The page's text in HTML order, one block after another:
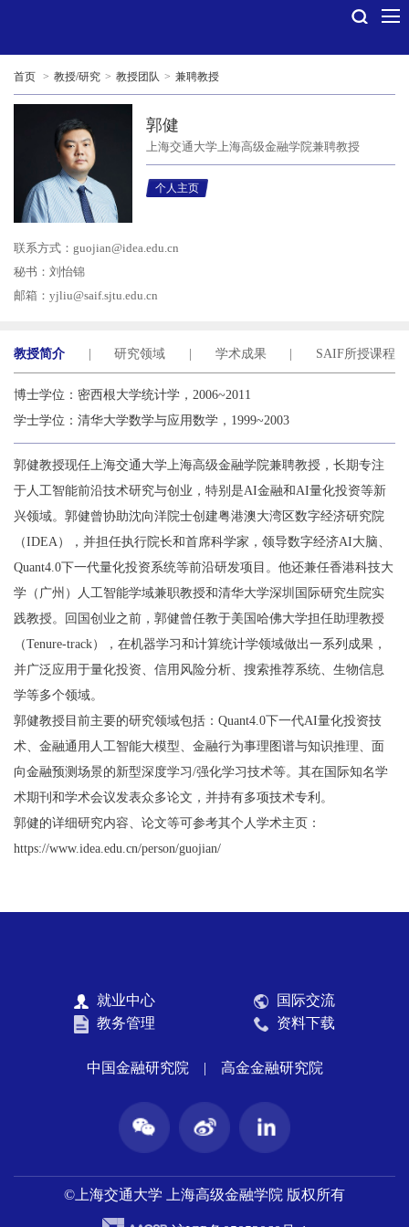
首页 > 教授/研究 > 教授团队 > 兼聘教授
郭健
上海交通大学上海高级金融学院兼聘教授
个人主页
联系方式： guojian@idea.edu.cn
秘书：刘怡锦
邮箱： yjliu@saif.sjtu.edu.cn
教授简介 研究领域 学术成果 SAIF所授课程
博士学位：密西根大学统计学，2006~2011
学士学位：清华大学数学与应用数学，1999~2003
郭健教授现任上海交通大学上海高级金融学院兼聘教授，长期专注
于人工智能前沿技术研究与创业，特别是AI金融和AI量化投资等新
兴领域。郭健曾协助沈向洋院士创建粤港澳大湾区数字经济研究院
（IDEA），并担任执行院长和首席科学家，领导数字经济AI大脑、
Quant4.0下一代量化投资系统等前沿研发项目。他还兼任香港科技大
学（广州）人工智能学域兼职教授和清华大学深圳国际研究生院实
践教授。回国创业之前，郭健曾任教于美国哈佛大学担任助理教授
（Tenure-track），在机器学习和计算统计学领域做出一系列成果，
并广泛应用于量化投资、信用风险分析、搜索推荐系统、生物信息
学等多个领域。
郭健教授目前主要的研究领域包括：Quant4.0下一代AI量化投资技
术、金融通用人工智能大模型、金融行为事理图谱与知识推理、面
向金融预测场景的新型深度学习/强化学习技术等。其在国际知名学
术期刊和学术会议发表众多论文，并持有多项技术专利。
郭健的详细研究内容、论文等可参考其个人学术主页：
https://www.idea.edu.cn/person/guojian/
就业中心
国际交流
教务管理
资料下载
中国金融研究院 | 高金金融研究院
©上海交通大学 上海高级金融学院 版权所有